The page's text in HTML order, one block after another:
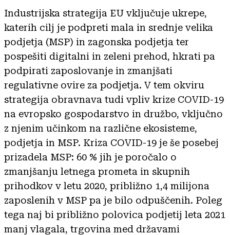
Industrijska strategija EU vključuje ukrepe,
katerih cilj je podpreti mala in srednje velika
podjetja (MSP) in zagonska podjetja ter
pospešiti digitalni in zeleni prehod, hkrati pa
podpirati zaposlovanje in zmanjšati
regulativne ovire za podjetja. V tem okviru
strategija obravnava tudi vpliv krize COVID-19
na evropsko gospodarstvo in družbo, vključno
z njenim učinkom na različne ekosisteme,
podjetja in MSP. Kriza COVID-19 je še posebej
prizadela MSP: 60 % jih je poročalo o
zmanjšanju letnega prometa in skupnih
prihodkov v letu 2020, približno 1,4 milijona
zaposlenih v MSP pa je bilo odpuščenih. Poleg
tega naj bi približno polovica podjetij leta 2021
manj vlagala, trgovina med državami